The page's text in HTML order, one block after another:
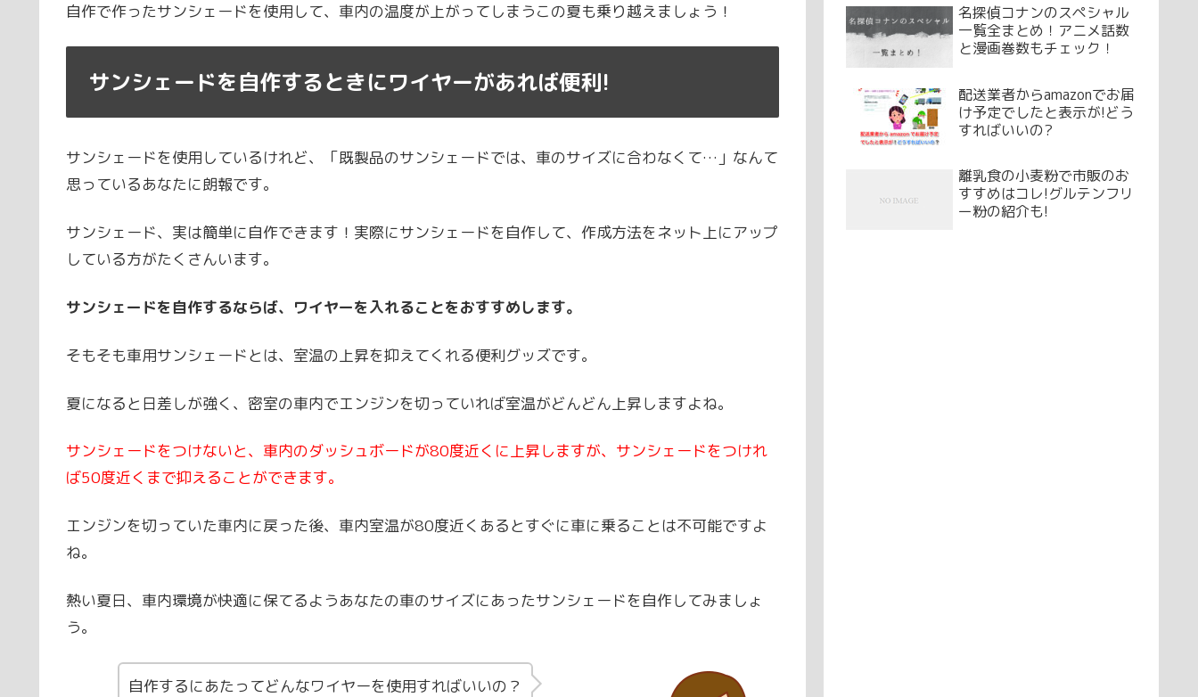
自作で作ったサンシェードを使用して、車内の温度が上がってしまうこの夏も乗り越えましょう！
サンシェードを自作するときにワイヤーがあれば便利!
サンシェードを使用しているけれど、「既製品のサンシェードでは、車のサイズに合わなくて…」なんて
思っているあなたに朗報です。
サンシェード、実は簡単に自作できます！実際にサンシェードを自作して、作成方法をネット上にアップ
している方がたくさんいます。
サンシェードを自作するならば、ワイヤーを入れることをおすすめします。
そもそも車用サンシェードとは、室温の上昇を抑えてくれる便利グッズです。
夏になると日差しが強く、密室の車内でエンジンを切っていれば室温がどんどん上昇しますよね。
サンシェードをつけないと、車内のダッシュボードが80度近くに上昇しますが、サンシェードをつけれ
ば50度近くまで抑えることができます。
エンジンを切っていた車内に戻った後、車内室温が80度近くあるとすぐに車に乗ることは不可能ですよ
ね。
熱い夏日、車内環境が快適に保てるようあなたの車のサイズにあったサンシェードを自作してみましょ
う。
自作するにあたってどんなワイヤーを使用すればいいの？
名探偵コナンのスペシャル
一覧全まとめ！アニメ話数
と漫画巻数もチェック！
配送業者からamazonでお届
け予定でしたと表示が!どう
すればいいの?
離乳食の小麦粉で市販のお
すすめはコレ!グルテンフリ
ー粉の紹介も!